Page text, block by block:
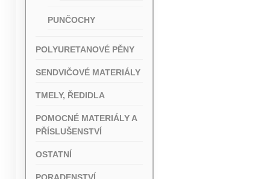
PUNČOCHY
POLYURETANOVÉ PĚNY
SENDVIČOVÉ MATERIÁLY
TMELY, ŘEDIDLA
POMOCNÉ MATERIÁLY A
PŘÍSLUŠENSTVÍ
OSTATNÍ
PORADENSTVÍ